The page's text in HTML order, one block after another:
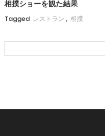
相撲ショーを観た結果
Tagged レストラン , 相撲